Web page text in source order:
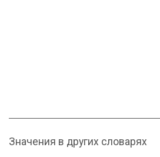
Значения в других словарях